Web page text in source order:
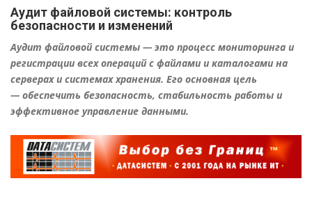
Аудит файловой системы: контроль
безопасности и изменений
Аудит файловой системы — это процесс мониторинга и
регистрации всех операций с файлами и каталогами на
серверах и системах хранения. Его основная цель
— обеспечить безопасность, стабильность работы и
эффективное управление данными.